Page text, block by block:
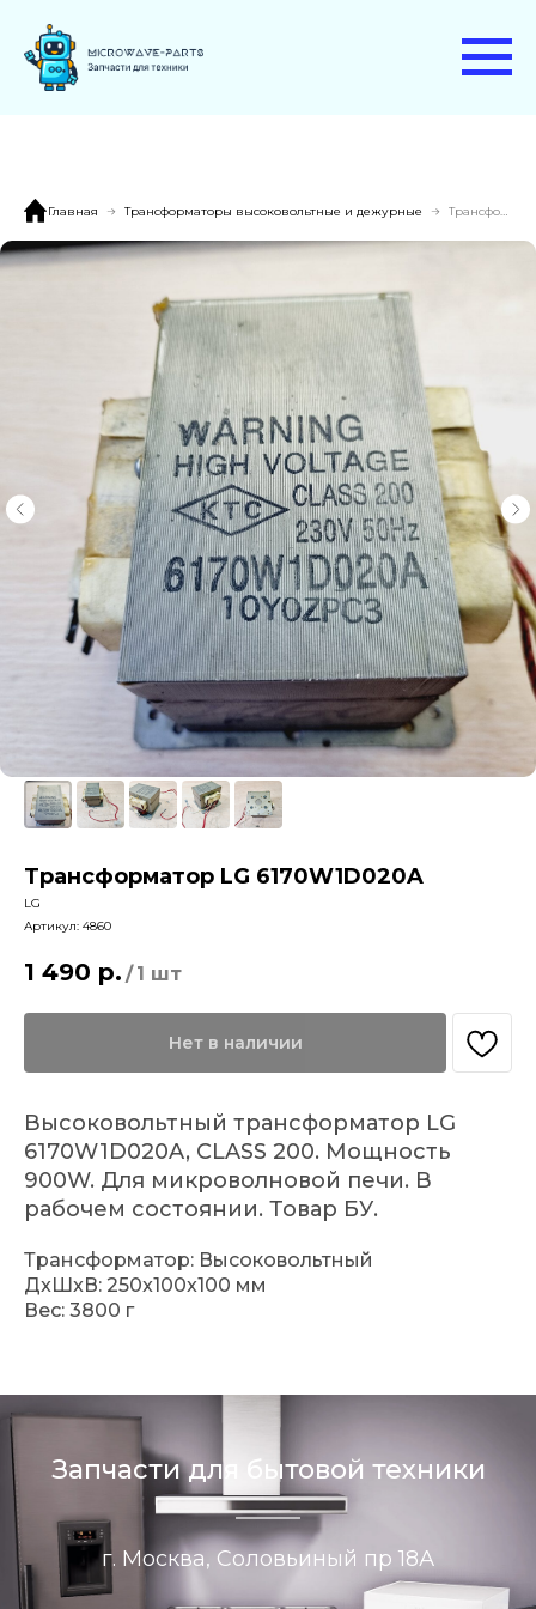
Главная Трансформаторы высоковольтные и дежурные
Трансформатор LG 6170W1D020A
LG
Артикул: 4860
1 490 р. / 1 шт
Нет в наличии
Высоковольтный трансформатор LG
6170W1D020A, CLASS 200. Мощность
900W. Для микроволновой печи. В
рабочем состоянии. Товар БУ.
Трансформатор: Высоковольтный
ДxШxВ: 250x100x100 мм
Вес: 3800 г
Запчасти для бытовой техники
г. Москва, Соловьиный пр 18А